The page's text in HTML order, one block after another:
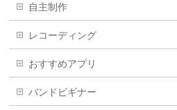
自主制作
レコーディング
おすすめアプリ
バンドビギナー